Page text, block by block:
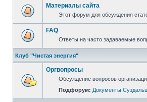
Материалы сайта
Этот форум для обсуждения
FAQ
Ответы на часто задаваемые
Клуб "Чистая энергия"
Оргвопросы
Обсуждение вопросов
Подфорум: Документы